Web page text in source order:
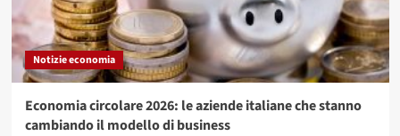
Notizie economia
Economia circolare 2026: le aziende italiane che stanno
cambiando il modello di business